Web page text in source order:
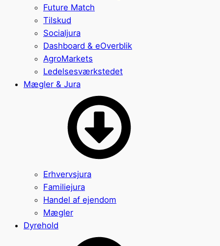
Future Match
Tilskud
Socialjura
Dashboard & eOverblik
AgroMarkets
Ledelsesværkstedet
Mægler & Jura
Erhvervsjura
Familiejura
Handel af ejendom
Mægler
Dyrehold